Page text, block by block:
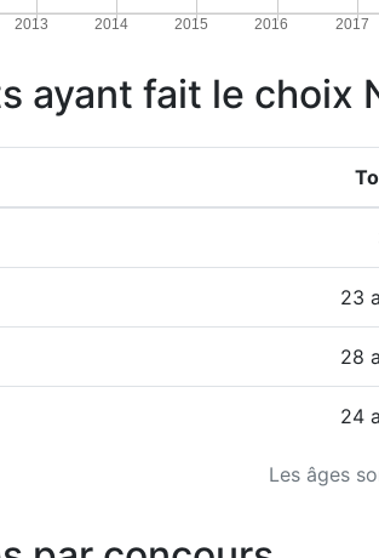
2013 2014 2015 2016 2017
ayant fait le choix
Les âges
23
28
24